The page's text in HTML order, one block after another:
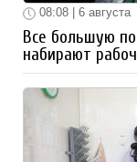
08:08 | 6 августа
Все большую
набирают